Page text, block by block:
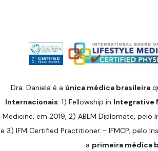
Dra. Daniela é a única médica brasileira
Internacionais: 1) Fellowship in Integrative
Medicine, em 2019, 2) ABLM Diplomate, pelo
e 3) IFM Certified Practitioner – IFMCP, pelo
a primeira médica